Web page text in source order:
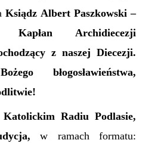
Ksiądz Albert Paszkowski –
Archidiecezji
z naszej Diecezji.
błogosławieństwa,
Radiu Podlasie,
w ramach formatu: